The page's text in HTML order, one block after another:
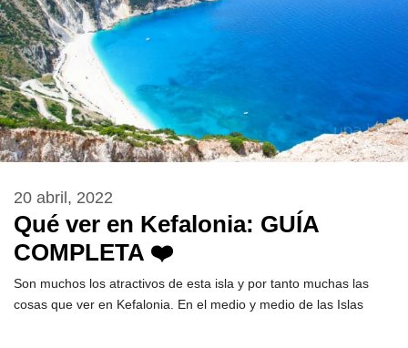
Qué ver en Kefalonia: GUÍA
COMPLETA ❤️
20 abril, 2022
Son muchos los atractivos de esta isla y por tanto muchas las
cosas que ver en Kefalonia. En el medio y medio de las Islas